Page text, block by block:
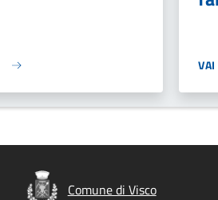
Comune di Visco